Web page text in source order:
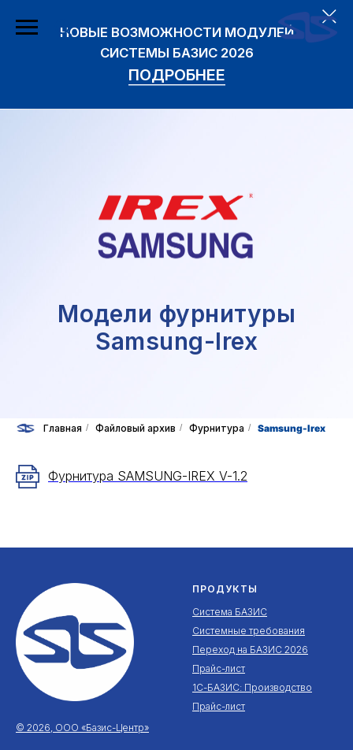
СИСТЕМЫ БАЗИС 2026
ПОДРОБНЕЕ
Модели фурнитуры
Samsung-Irex
Главная / Файловый архив / Фурнитура / Samsung-Irex
Фурнитура SAMSUNG-IREX V-1.2
© 2026, ООО «Базис-Центр»
ПРОДУКТЫ
Система БАЗИС
Системные требования
Переход на БАЗИС 2026
Прайс-лист
1С-БАЗИС: Производство
Прайс-лист